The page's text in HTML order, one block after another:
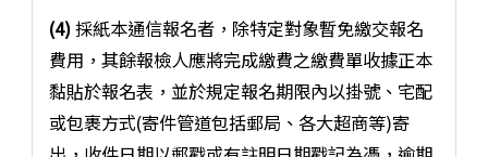
(4)採紙本通信報名者，除特定對象暫免繳交報名
費用，其餘報檢人應將完成繳費之繳費單收據正本
黏貼於報名表，並於規定報名期限內以掛號、宅配
或包裹方式(寄件管道包括郵局、各大超商等)寄